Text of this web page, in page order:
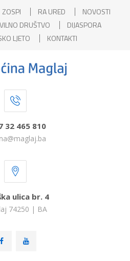
ZOSPI RA URED
NOVOSTI
DRUŠTVO
DIJASPORA
LJETO
KONTAKTI
32 465 810
ulica br. 4
74250 | BA